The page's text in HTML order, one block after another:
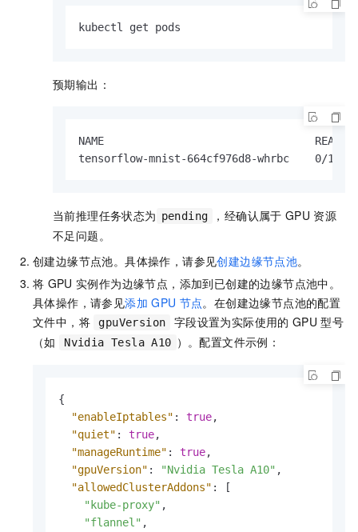
kubectl get pods
预期输出：
NAME                                 READY
tensorflow-mnist-664cf976d8-whrbc    0/
当前推理任务状态为 pending ，经确认属于 GPU 资源
不足问题。
创建边缘节点池。具体操作，请参见创建边缘节点池。
将 GPU 实例作为边缘节点，添加到已创建的边缘节点池中。
具体操作，请参见添加 GPU 节点。在创建边缘节点池的配置
文件中，将
gpuVersion 字段设置为实际使用的 GPU 型号
（如
Nvidia Tesla A10 ）。配置文件示例：
{
"enableIptables" : true,
"quiet" : true,
"manageRuntime" : true,
"gpuVersion" : "Nvidia Tesla A10" ,
"allowedClusterAddons" :
[
"kube-proxy" ,
"flannel" ,